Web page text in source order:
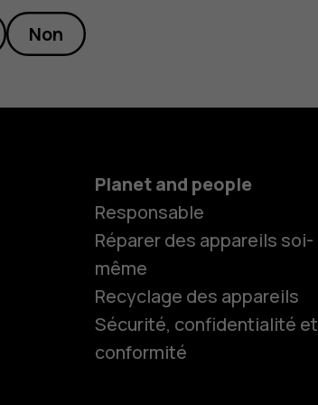
Smartphones
Non
Planet and people
Responsable
Réparer des appareils soi-
même
Recyclage des appareils
Sécurité, confidentialité et
conformité